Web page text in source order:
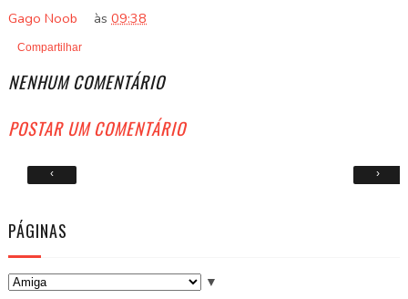
Gago Noob
às09:38
Compartilhar
NENHUM COMENTÁRIO
POSTAR UM COMENTÁRIO
‹ ›
PÁGINAS
▼